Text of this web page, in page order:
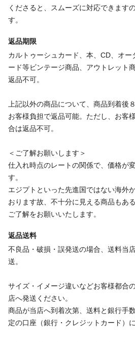
くださると、スムーズに対応できます
す。
返品期限
カルトゥーシュカード、本、CD、オー
ード等ビンテージ商品、アウトレット
返品不可。
上記以外の商品について、商品到着後
お客様負担で返品可能。ただし、お客
合は返品不可。
＜ご了解お願いします＞
仕入れ時点のレートの関係で、価格が
す。
エジプトといった先進国ではない海外
おります故、不十分に見える商品もあ
ご了解をお願いいたします。
返品送料
不良品・破損・誤発送の場合、送料当
送。
サイズ・イメージ違いなどお客様都合
店へ発送ください。
商品が当店へ到着次第、送料と銀行手
定の口座（銀行・クレジットカード）